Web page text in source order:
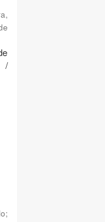
/
;